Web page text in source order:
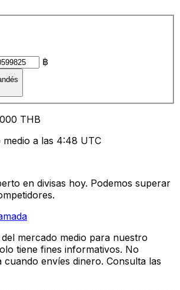
฿
THB
medio a las 4:48 UTC
en divisas hoy. Podemos superar
mercado medio para nuestro
tiene fines informativos. No
cuando envíes dinero. Consulta las